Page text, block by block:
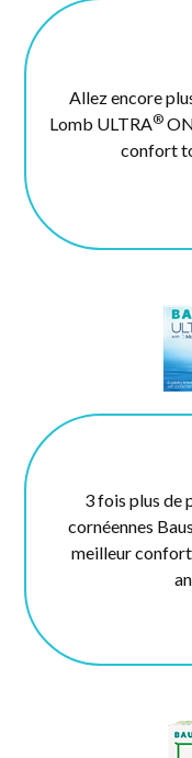
Allez encore
Lomb ULTRA®
confort
3 fois plus de
cornéennes
meilleur confort